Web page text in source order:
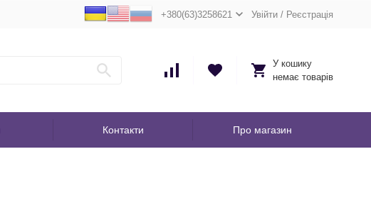
+380(63)3258621 Увійти/ Реєстрація
У кошику
немає товарів
Контакти Про магазин